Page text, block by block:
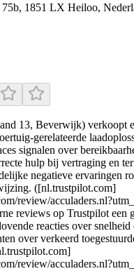
1851 LX Heiloo,
13, Beverwijk) verkoopt
gerelateerde
signalen over
hulp bij vertraging en
negatieve ervaringen
([nl.trustpilot.com]
review/
reviews op Trustpilot een
reacties over snelheid
over verkeerd
review/